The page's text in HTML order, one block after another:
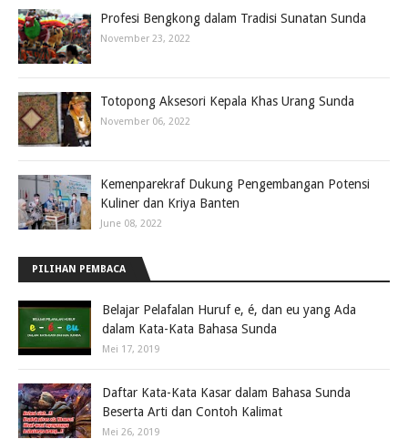
Profesi Bengkong dalam Tradisi Sunatan Sunda
November 23, 2022
Totopong Aksesori Kepala Khas Urang Sunda
November 06, 2022
Kemenparekraf Dukung Pengembangan Potensi
Kuliner dan Kriya Banten
June 08, 2022
PILIHAN PEMBACA
Belajar Pelafalan Huruf e, é, dan eu yang Ada
dalam Kata-Kata Bahasa Sunda
Mei 17, 2019
Daftar Kata-Kata Kasar dalam Bahasa Sunda
Beserta Arti dan Contoh Kalimat
Mei 26, 2019